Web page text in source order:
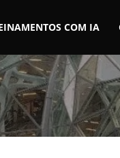
COM IA